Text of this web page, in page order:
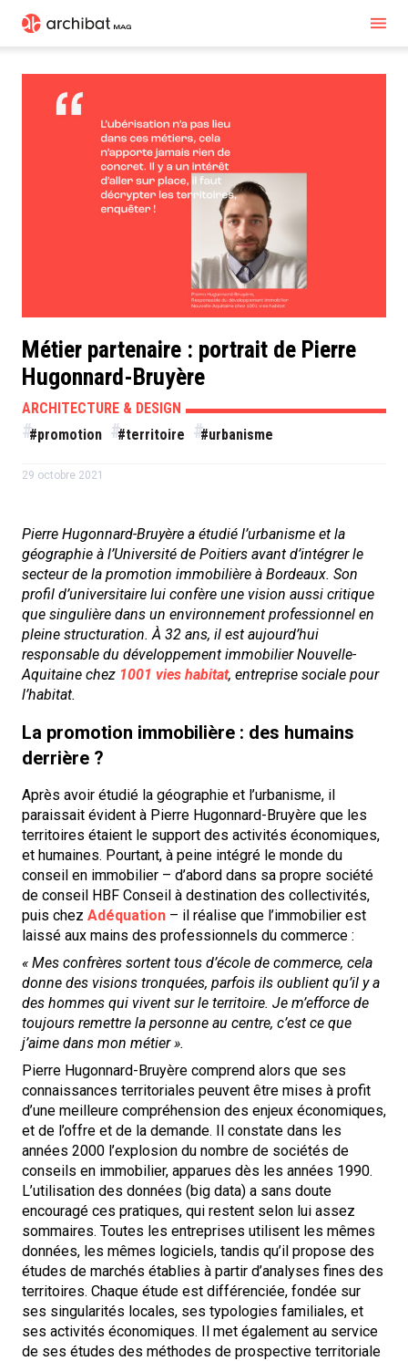
Métier partenaire : portrait de Pierre
Hugonnard-Bruyère
ARCHITECTURE & DESIGN
#promotion
#territoire #urbanisme
29 octobre 2021
Pierre Hugonnard-Bruyère a étudié l’urbanisme et la
géographie à l’Université de Poitiers avant d’intégrer le
secteur de la promotion immobilière à Bordeaux. Son
profil d’universitaire lui confère une vision aussi critique
que singulière dans un environnement professionnel en
pleine structuration. À 32 ans, il est aujourd’hui
responsable du développement immobilier Nouvelle-
Aquitaine chez 1001 vies habitat, entreprise sociale pour
l’habitat.
La promotion immobilière : des humains
derrière ?
Après avoir étudié la géographie et l’urbanisme, il
paraissait évident à Pierre Hugonnard-Bruyère que les
territoires étaient le support des activités économiques,
et humaines. Pourtant, à peine intégré le monde du
conseil en immobilier – d’abord dans sa propre société
de conseil HBF Conseil à destination des collectivités,
puis chez Adéquation – il réalise que l’immobilier est
laissé aux mains des professionnels du commerce :
« Mes confrères sortent tous d’école de commerce, cela
donne des visions tronquées, parfois ils oublient qu’il y a
des hommes qui vivent sur le territoire. Je m’efforce de
toujours remettre la personne au centre, c’est ce que
j’aime dans mon métier ».
Pierre Hugonnard-Bruyère comprend alors que ses
connaissances territoriales peuvent être mises à profit
d’une meilleure compréhension des enjeux économiques,
et de l’offre et de la demande. Il constate dans les
années 2000 l’explosion du nombre de sociétés de
conseils en immobilier, apparues dès les années 1990.
L’utilisation des données (big data) a sans doute
encouragé ces pratiques, qui restent selon lui assez
sommaires. Toutes les entreprises utilisent les mêmes
données, les mêmes logiciels, tandis qu’il propose des
études de marchés établies à partir d’analyses fines des
territoires. Chaque étude est différenciée, fondée sur
ses singularités locales, ses typologies familiales, et
ses activités économiques. Il met également au service
de ses études des méthodes de prospective territoriale